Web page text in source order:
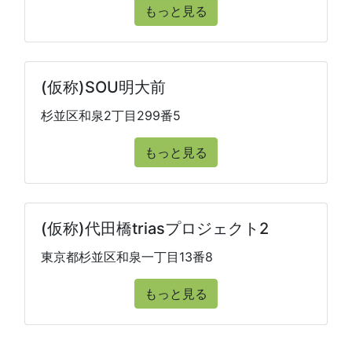
もっと見る
(仮称)SOU明大前
杉並区和泉2丁目299番5
もっと見る
(仮称)代田橋triasプロジェクト2
東京都杉並区和泉一丁目13番8
もっと見る